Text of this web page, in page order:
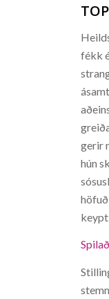
fékk
gerir
hún
keypt